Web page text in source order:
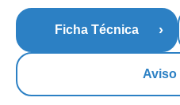
Ficha Técnica
Aviso